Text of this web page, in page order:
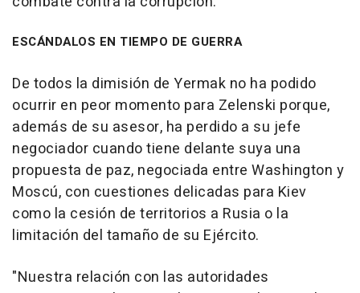
ESCÁNDALOS EN TIEMPO DE GUERRA
De todos la dimisión de Yermak no ha podido
ocurrir en peor momento para Zelenski porque,
además de su asesor, ha perdido a su jefe
negociador cuando tiene delante suya una
propuesta de paz, negociada entre Washington y
Moscú, con cuestiones delicadas para Kiev
como la cesión de territorios a Rusia o la
limitación del tamaño de su Ejército.
"Nuestra relación con las autoridades